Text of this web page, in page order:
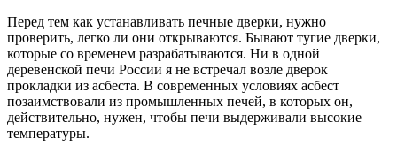
Перед тем как устанавливать печные дверки, нужно
проверить, легко ли они открываются. Бывают тугие дверки,
которые со временем разрабатываются. Ни в одной
деревенской печи России я не встречал возле дверок
прокладки из асбеста. В современных условиях асбест
позаимствовали из промышленных печей, в которых он,
действительно, нужен, чтобы печи выдерживали высокие
температуры.